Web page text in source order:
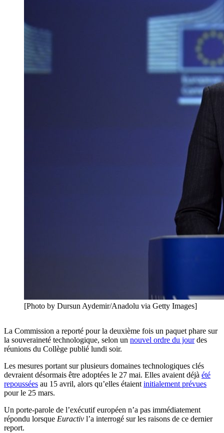
[Photo by Dursun Aydemir/Anadolu via Getty Images]
La Commission a reporté pour la deuxième fois un paquet phare sur
la souveraineté technologique, selon un nouvel ordre du jourdes
réunions du Collège publié lundi soir.
Les mesures portant sur plusieurs domaines technologiques clés
devraient désormais être adoptées le 27 mai. Elles avaient déjà été
repoussées au 15 avril, alors qu’elles étaient initialement prévues
pour le 25 mars.
Un porte-parole de l’exécutif européen n’a pas immédiatement
répondu lorsque Euractiv l’a interrogé sur les raisons de ce dernier
report.